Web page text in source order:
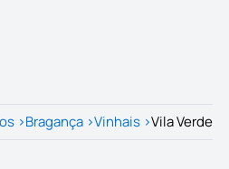
>Bragança >Vinhais >Vila Verde